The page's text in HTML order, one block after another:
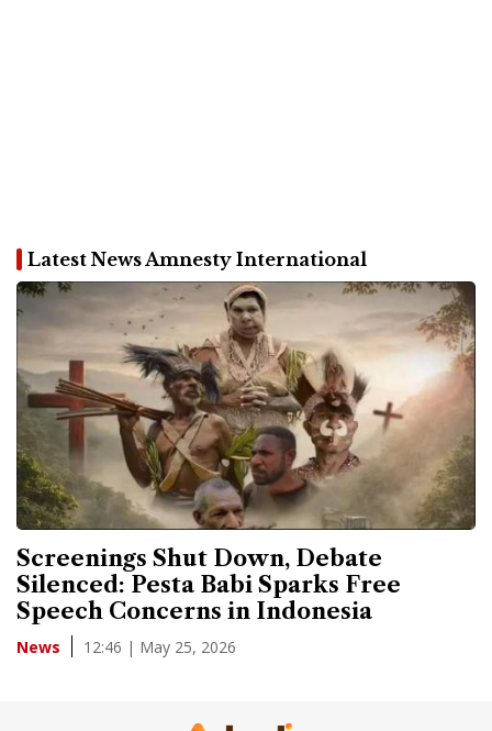
Latest News Amnesty International
Screenings Shut Down, Debate
Silenced: Pesta Babi Sparks Free
Speech Concerns in Indonesia
News 12:46 | May 25, 2026